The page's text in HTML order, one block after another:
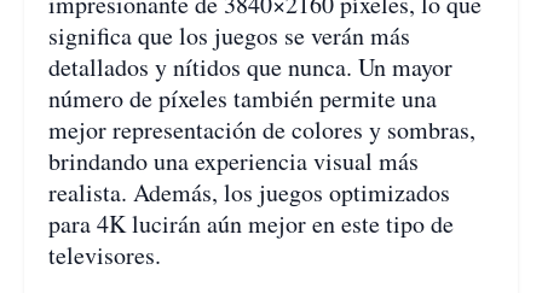
significa que los juegos se verán más
detallados y nítidos que nunca. Un mayor
número de píxeles también permite una
mejor representación de colores y sombras,
brindando una experiencia visual más
realista. Además, los juegos optimizados
para 4K lucirán aún mejor en este tipo de
televisores.